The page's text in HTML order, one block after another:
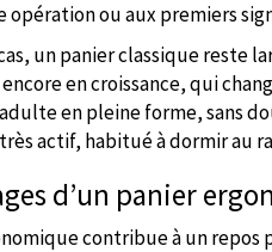
opération ou aux premiers
un panier classique reste
en croissance, qui
en pleine forme, sans
actif, habitué à dormir au
d’un panier
contribue à un